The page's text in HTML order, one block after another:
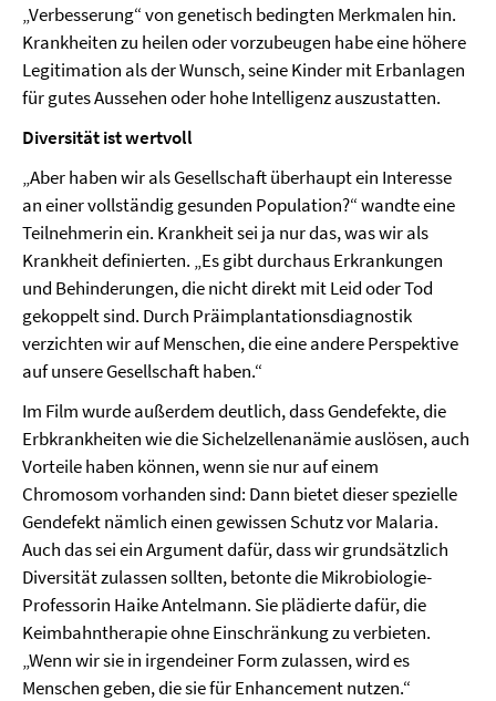
„Verbesserung“ von genetisch bedingten Merkmalen hin.
Krankheiten zu heilen oder vorzubeugen habe eine höhere
Legitimation als der Wunsch, seine Kinder mit Erbanlagen
für gutes Aussehen oder hohe Intelligenz auszustatten.
Diversität ist wertvoll
„Aber haben wir als Gesellschaft überhaupt ein Interesse
an einer vollständig gesunden Population?“ wandte eine
Teilnehmerin ein. Krankheit sei ja nur das, was wir als
Krankheit definierten. „Es gibt durchaus Erkrankungen
und Behinderungen, die nicht direkt mit Leid oder Tod
gekoppelt sind. Durch Präimplantationsdiagnostik
verzichten wir auf Menschen, die eine andere Perspektive
auf unsere Gesellschaft haben.“
Im Film wurde außerdem deutlich, dass Gendefekte, die
Erbkrankheiten wie die Sichelzellenanämie auslösen, auch
Vorteile haben können, wenn sie nur auf einem
Chromosom vorhanden sind: Dann bietet dieser spezielle
Gendefekt nämlich einen gewissen Schutz vor Malaria.
Auch das sei ein Argument dafür, dass wir grundsätzlich
Diversität zulassen sollten, betonte die Mikrobiologie-
Professorin Haike Antelmann. Sie plädierte dafür, die
Keimbahntherapie ohne Einschränkung zu verbieten.
„Wenn wir sie in irgendeiner Form zulassen, wird es
Menschen geben, die sie für Enhancement nutzen.“